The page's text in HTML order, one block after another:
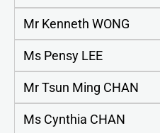
Mr Kenneth WONG
Ms Pensy LEE
Mr Tsun Ming CHAN
Ms Cynthia CHAN